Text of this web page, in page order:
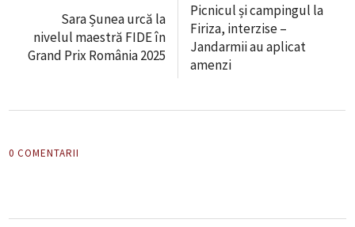
Sara Șunea urcă la
nivelul maestră FIDE în
Grand Prix România 2025
Picnicul și campingul la
Firiza, interzise –
Jandarmii au aplicat
amenzi
0 COMENTARII